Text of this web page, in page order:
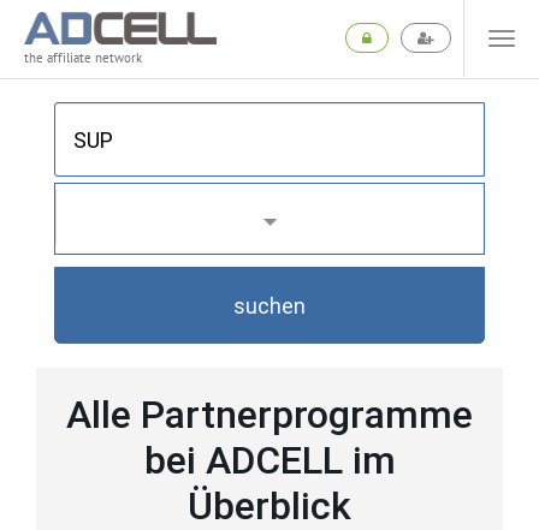
the affiliate network
suchen
Alle Partnerprogramme
bei ADCELL im
Überblick